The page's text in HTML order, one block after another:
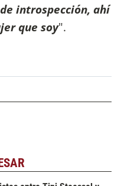
introspección, ahí
que soy".